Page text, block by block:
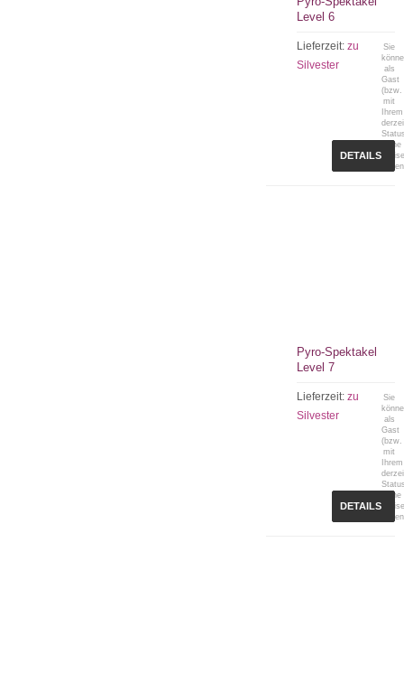
Level 6
Lieferzeit:zu
Silvester
Sie
als
Gast
(bzw.
mit
Ihrem
keine
DETAILS
Pyro-Spektakel
Level 7
Lieferzeit:zu
Silvester
Sie
als
Gast
(bzw.
mit
Ihrem
keine
DETAILS